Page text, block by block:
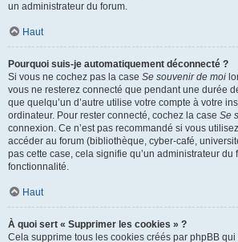
un administrateur du forum.
Haut
Pourquoi suis-je automatiquement déconnecté ?
Si vous ne cochez pas la case Se souvenir de moi
vous ne resterez connecté que pendant une durée
que quelqu’un d’autre utilise votre compte à votre
ordinateur. Pour rester connecté, cochez la case Se
connexion. Ce n’est pas recommandé si vous
accéder au forum (bibliothèque, cyber-café,
pas cette case, cela signifie qu’un administrateur du
fonctionnalité.
Haut
À quoi sert « Supprimer les cookies » ?
Cela supprime tous les cookies créés par phpBB